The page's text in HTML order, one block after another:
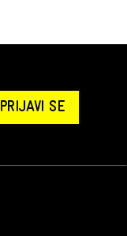
PRIJAVI SE